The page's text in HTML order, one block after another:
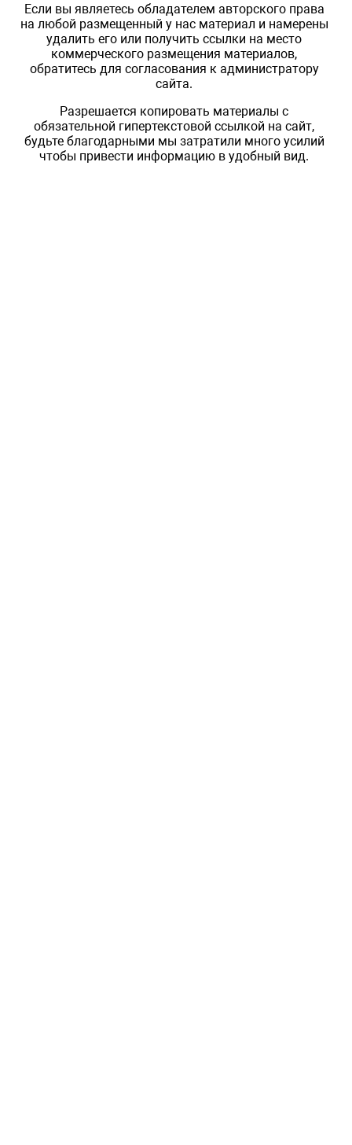
Если вы являетесь обладателем авторского права
на любой размещенный у нас материал и намерены
удалить его или получить ссылки на место
коммерческого размещения материалов,
обратитесь для согласования к администратору
сайта.
Разрешается копировать материалы с
обязательной гипертекстовой ссылкой на сайт,
будьте благодарными мы затратили много усилий
чтобы привести информацию в удобный вид.